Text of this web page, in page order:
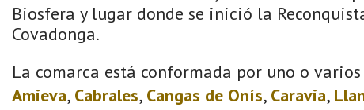
Biosfera y lugar donde se inició la
Covadonga.
La comarca está conformada por uno o
Amieva, Cabrales, Cangas de Onís, Caravia,